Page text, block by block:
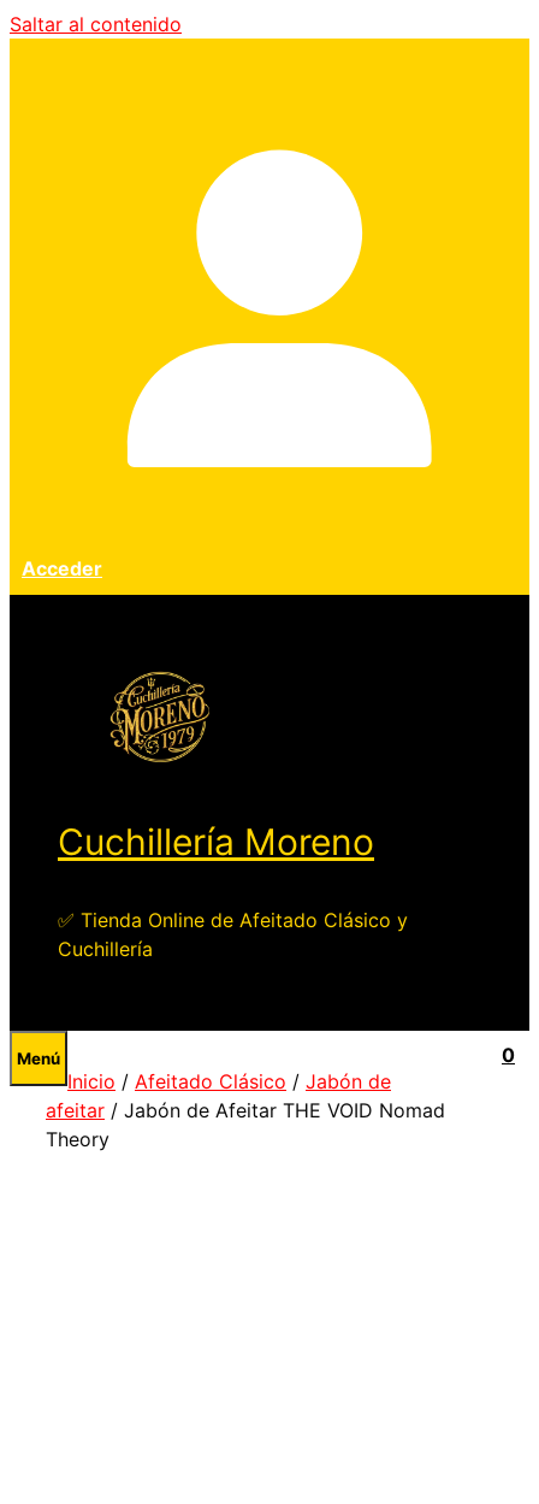
Saltar al contenido
Acceder
Cuchillería Moreno
✅ Tienda Online de Afeitado Clásico y
Cuchillería
0
Menú
Inicio / Afeitado Clásico / Jabón de
afeitar / Jabón de Afeitar THE VOID Nomad
Theory